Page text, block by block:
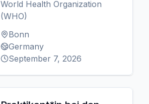
World Health Organization
(WHO)
Bonn
Germany
September 7, 2026